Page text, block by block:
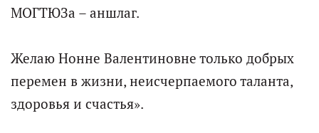
МОГТЮЗа – аншлаг.
Желаю Нонне Валентиновне только добрых
перемен в жизни, неисчерпаемого таланта,
здоровья и счастья».